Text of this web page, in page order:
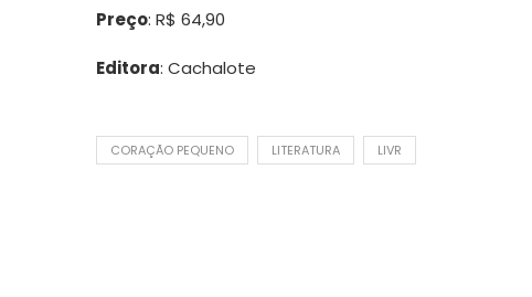
Preço: R$ 64,90
Editora: Cachalote
CORAÇÃO PEQUENO LITERATURA LIVR